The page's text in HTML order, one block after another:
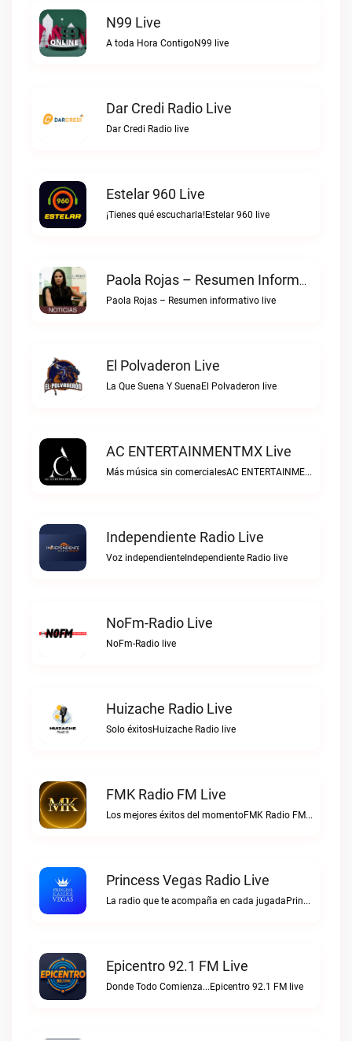
N99 Live
A toda Hora ContigoN99 live
Dar Credi Radio Live
Dar Credi Radio live
Estelar 960 Live
¡Tienes qué escucharla!Estelar 960 live
Paola Rojas – Resumen Informativo Live
Paola Rojas – Resumen informativo live
El Polvaderon Live
La Que Suena Y SuenaEl Polvaderon live
AC ENTERTAINMENTMX Live
Más música sin comercialesAC ENTERTAINMENTMX live
Independiente Radio Live
Voz independienteIndependiente Radio live
NoFm-Radio Live
NoFm-Radio live
Huizache Radio Live
Solo éxitosHuizache Radio live
FMK Radio FM Live
Los mejores éxitos del momentoFMK Radio FM live
Princess Vegas Radio Live
La radio que te acompaña en cada jugadaPrincess Vegas Radio live
Epicentro 92.1 FM Live
Donde Todo Comienza...Epicentro 92.1 FM live